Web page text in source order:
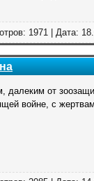
1971 | Дата:
далеким от
войне, с